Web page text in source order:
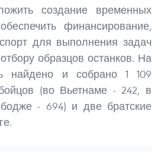
создание временных
финансирование,
для выполнения задач
образцов останков. На
найдено и собрано 1 109
(во Вьетнаме - 242, в
- 694) и две братские